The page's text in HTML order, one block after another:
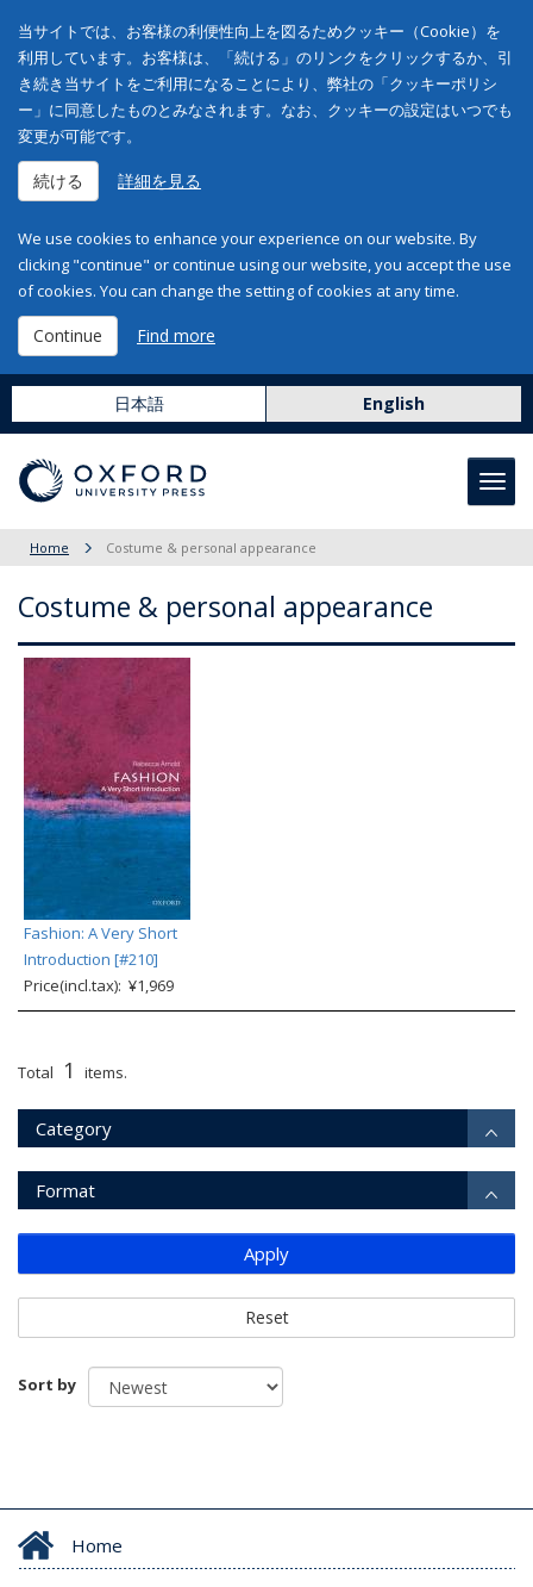
当サイトでは、お客様の利便性向上を図るためクッキー（Cookie）を
利用しています。お客様は、「続ける」のリンクをクリックするか、引
き続き当サイトをご利用になることにより、弊社の「クッキーポリシ
ー」に同意したものとみなされます。なお、クッキーの設定はいつでも
変更が可能です。
続ける 詳細を見る
We use cookies to enhance your experience on our website. By
clicking "continue" or continue using our website, you accept the use
of cookies. You can change the setting of cookies at any time.
Continue Find more
日本語 English
Home Costume & personal appearance
Costume & personal appearance
Fashion: A Very Short
Introduction [#210]
Price(incl.tax): ¥1,969
Total 1 items.
Category
Format
Apply
Reset
Sort by
Home